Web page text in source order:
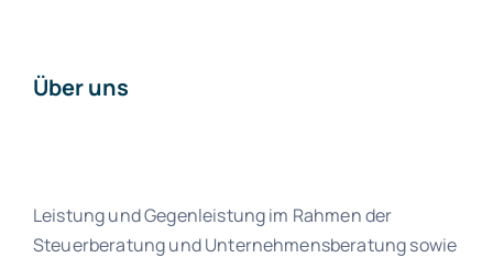
Über uns
Leistung und Gegenleistung im Rahmen der
Steuerberatung und Unternehmensberatung sowie